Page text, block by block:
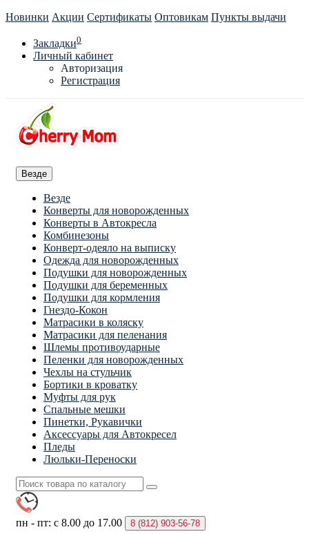
Новинки Акции Сертификаты Оптовикам Пункты выдачи
Закладки0
Личный кабинет
Авторизация
Регистрация
Везде
Везде
Конверты для новорожденных
Конверты в Автокресла
Комбинезоны
Конверт-одеяло на выписку
Одежда для новорожденных
Подушки для новорожденных
Подушки для беременных
Подушки для кормления
Гнездо-Кокон
Матрасики в коляску
Матрасики для пеленания
Шлемы противоударные
Пеленки для новорожденных
Чехлы на стульчик
Бортики в кроватку
Муфты для рук
Спальные мешки
Пинетки, Рукавички
Аксессуары для Автокресел
Пледы
Люльки-Переноски
пн - пт: с 8.00 до 17.00 8 (812) 903-56-78